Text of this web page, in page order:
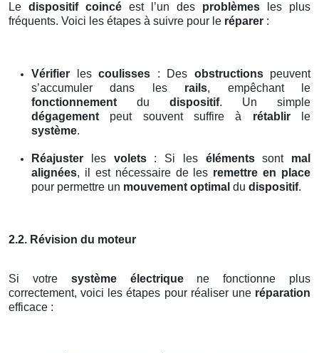
Le dispositif coincé est l’un des problèmes les plus
fréquents. Voici les étapes à suivre pour le réparer :
Vérifier les coulisses : Des obstructionspeuvent
s’accumuler dans les rails, empêchant le
fonctionnement du dispositif. Un simple
dégagement peut souvent suffire à rétablirle
système.
Réajuster les volets: Si les élémentssont mal
alignées, il est nécessaire de les remettre en place
pour permettre un mouvement optimal du dispositif.
2.2. Révision du moteur
Si votre système électriquene fonctionne plus
correctement, voici les étapes pour réaliser une réparation
efficace :